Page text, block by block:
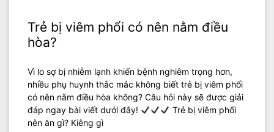
Trẻ bị viêm phổi có nên nằm điều
hòa?
Vì lo sợ bị nhiễm lạnh khiến bệnh nghiêm trọng hơn,
nhiều phụ huynh thắc mắc không biết trẻ bị viêm phổi
có nên nằm điều hòa không? Câu hỏi này sẽ được giải
đáp ngay bài viết dưới đây!
Trẻ bị viêm phổi
nên ăn gì? Kiêng gì